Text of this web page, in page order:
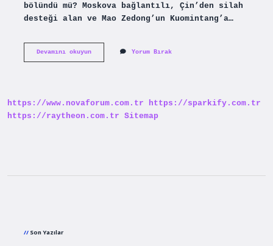
bölündü mü? Moskova bağlantılı, Çin’den silah
desteği alan ve Mao Zedong’un Kuomintang’a…
Devamını okuyunVietnam
Yorum Bırak
https://www.novaforum.com.tr
https://sparkify.com.tr
https://raytheon.com.tr Sitemap
Son Yazılar